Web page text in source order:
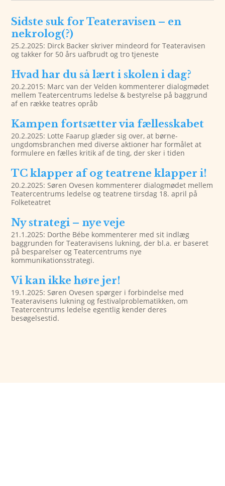
Sidste suk for Teateravisen – en
nekrolog(?)
25.2.2025: Dirck Backer skriver mindeord for Teateravisen
og takker for 50 års uafbrudt og tro tjeneste
Hvad har du så lært i skolen i dag?
20.2.2015: Marc van der Velden kommenterer dialogmødet
mellem Teatercentrums ledelse & bestyrelse på baggrund
af en række teatres opråb
Kampen fortsætter via fællesskabet
20.2.2025: Lotte Faarup glæder sig over, at børne-
ungdomsbranchen med diverse aktioner har formålet at
formulere en fælles kritik af de ting, der sker i tiden
TC klapper af og teatrene klapper i!
20.2.2025: Søren Ovesen kommenterer dialogmødet mellem
Teatercentrums ledelse og teatrene tirsdag 18. april på
Folketeatret
Ny strategi – nye veje
21.1.2025: Dorthe Bébe kommenterer med sit indlæg
baggrunden for Teateravisens lukning, der bl.a. er baseret
på besparelser og Teatercentrums nye
kommunikationsstrategi.
Vi kan ikke høre jer!
19.1.2025: Søren Ovesen spørger i forbindelse med
Teateravisens lukning og festivalproblematikken, om
Teatercentrums ledelse egentlig kender deres
besøgelsestid.